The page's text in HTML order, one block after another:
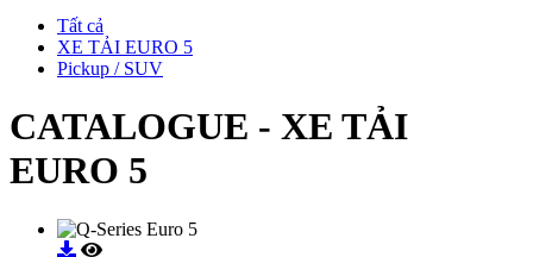
Tất cả
XE TẢI EURO 5
Pickup / SUV
CATALOGUE - XE TẢI
EURO 5